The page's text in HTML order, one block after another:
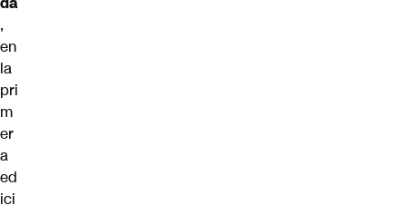
,
en
la
pri
m
er
a
ed
ici